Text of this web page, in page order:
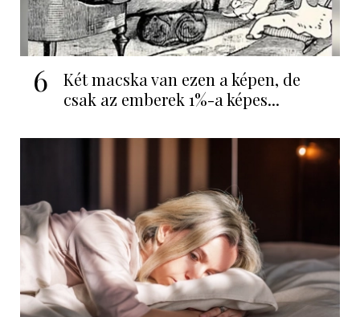
6
Két macska van ezen a képen, de
csak az emberek 1%-a képes...